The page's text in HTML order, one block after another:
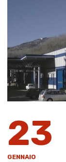
23
GENNAIO